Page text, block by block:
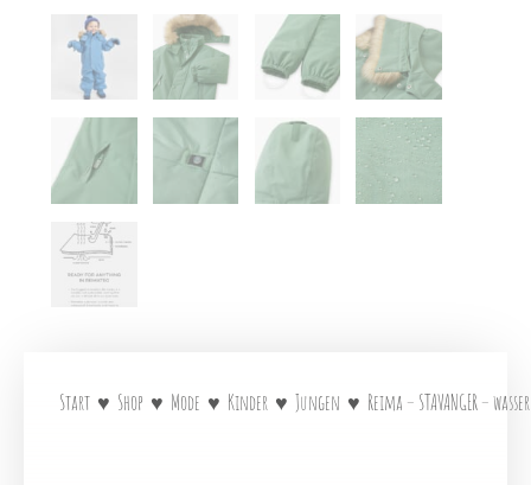
Start ♥ Shop ♥ Mode ♥ Kinder ♥ Jungen ♥ Reima – STAVANGER –